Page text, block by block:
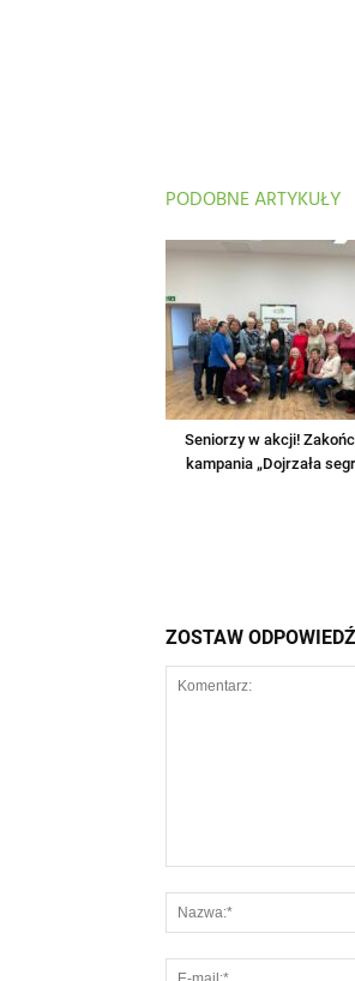
PODOBNE ARTYKUŁY
Seniorzy w akcji!
kampania „Dojrzała
ZOSTAW ODPOWIEDŹ